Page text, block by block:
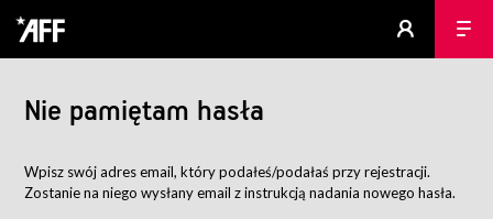
Nie pamiętam hasła
Wpisz swój adres email, który podałeś/podałaś przy rejestracji.
Zostanie na niego wysłany email z instrukcją nadania nowego hasła.